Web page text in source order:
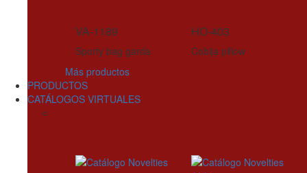
VA-1189
Sporty bag garda
HO-403
Cobija pillow
Más productos
PRODUCTOS
CATÁLOGOS VIRTUALES